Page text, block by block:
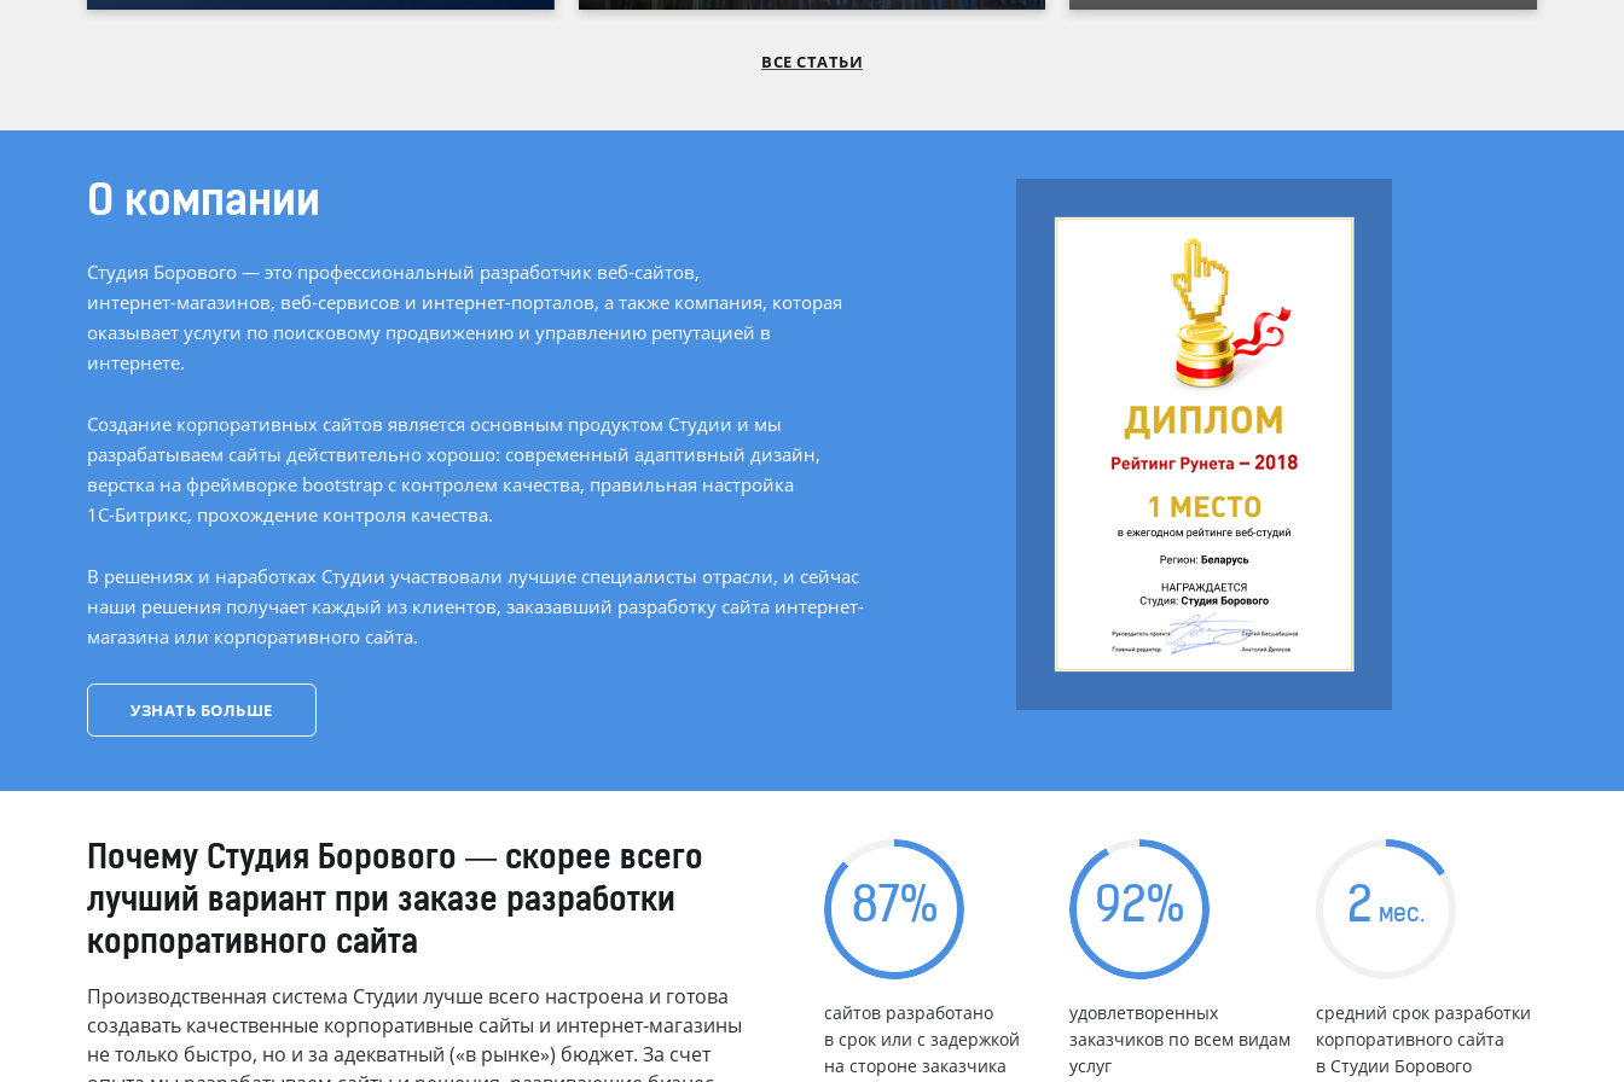
ВСЕ СТАТЬИ
О компании
Студия Борового — это профессиональный разработчик веб-сайтов,
интернет-магазинов, веб-сервисов и интернет-порталов, а также компания, которая
оказывает услуги по поисковому продвижению и управлению репутацией в
интернете.
Создание корпоративных сайтов является основным продуктом Студии и мы
разрабатываем сайты действительно хорошо: современный адаптивный дизайн,
верстка на фреймворке bootstrap с контролем качества, правильная настройка
1С-Битрикс, прохождение контроля качества.
В решениях и наработках Студии участвовали лучшие специалисты отрасли, и сейчас
наши решения получает каждый из клиентов, заказавший разработку сайта интернет-
магазина или корпоративного сайта.
УЗНАТЬ БОЛЬШЕ
Почему Студия Борового — скорее всего
лучший вариант при заказе разработки
корпоративного сайта
Производственная система Студии лучше всего настроена и готова
создавать качественные корпоративные сайты и интернет-магазины
не только быстро, но и за адекватный («в рынке») бюджет. За счет
87%
сайтов разработано
в срок или с задержкой
на стороне заказчика
92%
удовлетворенных
заказчиков по всем видам
услуг
2 мес.
средний срок разработки
корпоративного сайта
в Студии Борового